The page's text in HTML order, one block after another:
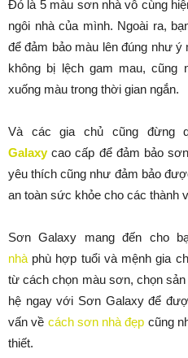
Đó là 5 màu sơn nhà vô cùng
ngôi nhà của mình. Ngoài ra,
để đảm bảo màu lên đúng như ý
không bị lệch gam mau, cũng
xuống màu trong thời gian ngắn.
Và các gia chủ cũng đừng
Galaxycao cấp để đảm bảo
yêu thích cũng như đảm bảo
an toàn sức khỏe cho các thành
Sơn Galaxy mang đến cho
nhà phù hợp tuổi và mệnh gia
từ cách chọn màu sơn, chọn
hệ ngay với Sơn Galaxy để
vấn về cách sơn nhà đẹp cũng
thiết.